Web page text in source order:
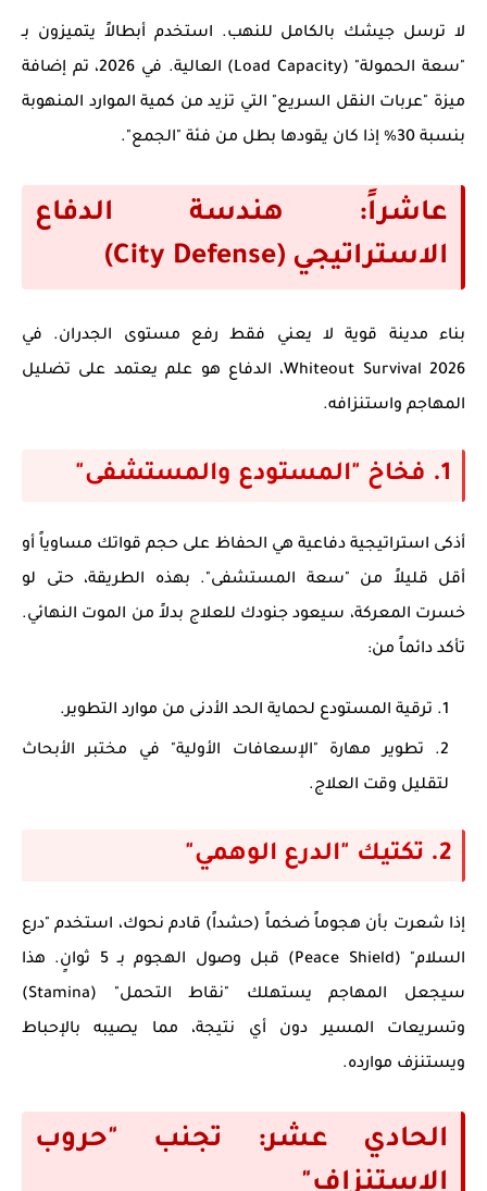
لا ترسل جيشك بالكامل للنهب. استخدم أبطالاً يتميزون بـ
"سعة الحمولة" (Load Capacity)
العالية. في 2026، تم إضافة
ميزة "عربات النقل السريع" التي تزيد من كمية الموارد المنهوبة
بنسبة 30% إذا كان يقودها بطل من فئة "الجمع".
عاشراً: هندسة الدفاع
الاستراتيجي (City Defense)
بناء مدينة قوية لا يعني فقط رفع مستوى الجدران. في
Whiteout Survival 2026، الدفاع هو علم يعتمد على تضليل
المهاجم واستنزافه.
1. فخاخ "المستودع والمستشفى"
أذكى استراتيجية دفاعية هي الحفاظ على حجم قواتك مساوياً أو
أقل قليلاً من "سعة المستشفى". بهذه الطريقة، حتى لو
خسرت المعركة، سيعود جنودك للعلاج بدلاً من الموت النهائي.
تأكد دائماً من:
ترقية المستودع لحماية الحد الأدنى من موارد التطوير.
تطوير مهارة "الإسعافات الأولية" في مختبر الأبحاث
لتقليل وقت العلاج.
2. تكتيك "الدرع الوهمي"
إذا شعرت بأن هجوماً ضخماً (حشداً) قادم نحوك، استخدم "درع
السلام" (Peace Shield)
قبل وصول الهجوم بـ 5 ثوانٍ. هذا
سيجعل المهاجم يستهلك "نقاط التحمل" (Stamina)
وتسريعات المسير دون أي نتيجة، مما يصيبه بالإحباط
ويستنزف موارده.
الحادي عشر: تجنب "حروب